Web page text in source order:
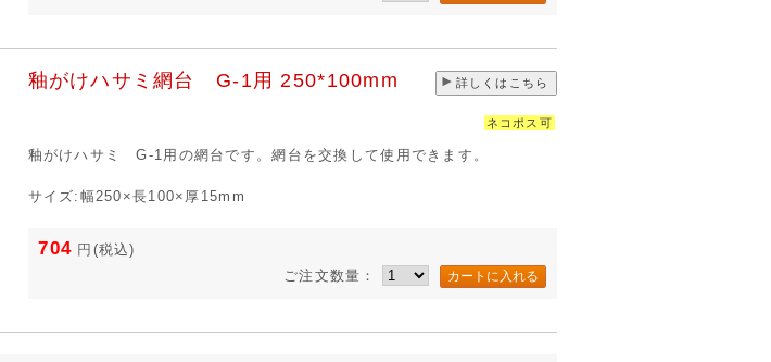
釉がけハサミ網台 G-1用 250*100mm 詳しくはこちら
ネコポス可
釉がけハサミ G-1用の網台です。網台を交換して使用できます。
サイズ:幅250×長100×厚15mm
704 円 (税込)
ご注文数量：